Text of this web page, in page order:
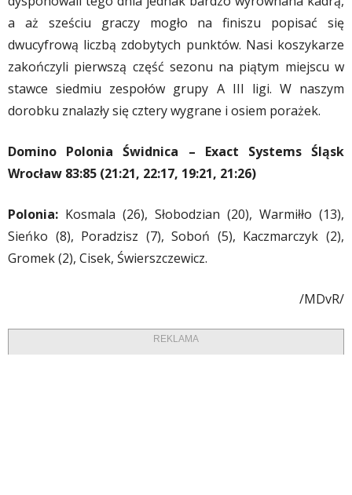
a aż sześciu graczy mogło na finiszu popisać się
dwucyfrową liczbą zdobytych punktów. Nasi koszykarze
zakończyli pierwszą część sezonu na piątym miejscu w
stawce siedmiu zespołów grupy A III ligi. W naszym
dorobku znalazły się cztery wygrane i osiem porażek.
Domino Polonia Świdnica – Exact Systems Śląsk
Wrocław 83:85 (21:21, 22:17, 19:21, 21:26)
Polonia: Kosmala (26), Słobodzian (20), Warmiłło (13),
Sieńko (8), Poradzisz (7), Soboń (5), Kaczmarczyk (2),
Gromek (2), Cisek, Świerszczewicz.
/MDvR/
REKLAMA